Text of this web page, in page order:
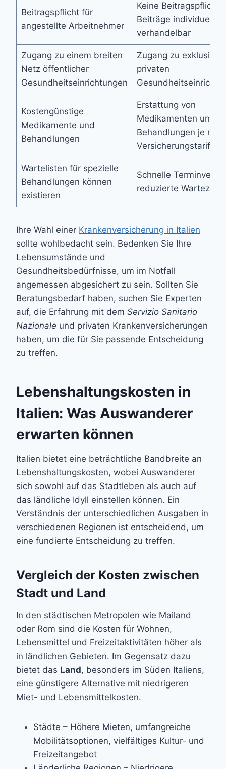
Beitragspflicht für
angestellte Arbeitnehmer
Keine Beitragspflicht,
Beiträge individuell
verhandelbar
Zugang zu einem breiten
Netz öffentlicher
Gesundheitseinrichtungen
Zugang zu exklusiven
privaten
Kostengünstige
Medikamente und
Behandlungen
Erstattung von
Medikamenten und
Behandlungen je
Versicherungstarif
Wartelisten für spezielle
Behandlungen können
existieren
Schnelle
reduzierte
Ihre Wahl einer Krankenversicherung in Italien
sollte wohlbedacht sein. Bedenken Sie Ihre
Lebensumstände und
Gesundheitsbedürfnisse, um im Notfall
angemessen abgesichert zu sein. Sollten Sie
Beratungsbedarf haben, suchen Sie Experten
auf, die Erfahrung mit dem Servizio Sanitario
Nazionale und privaten Krankenversicherungen
haben, um die für Sie passende Entscheidung
zu treffen.
Lebenshaltungskosten in
Italien: Was Auswanderer
erwarten können
Italien bietet eine beträchtliche Bandbreite an
Lebenshaltungskosten, wobei Auswanderer
sich sowohl auf das Stadtleben als auch auf
das ländliche Idyll einstellen können. Ein
Verständnis der unterschiedlichen Ausgaben in
verschiedenen Regionen ist entscheidend, um
eine fundierte Entscheidung zu treffen.
Vergleich der Kosten zwischen
Stadt und Land
In den städtischen Metropolen wie Mailand
oder Rom sind die Kosten für Wohnen,
Lebensmittel und Freizeitaktivitäten höher als
in ländlichen Gebieten. Im Gegensatz dazu
bietet das Land, besonders im Süden Italiens,
eine günstigere Alternative mit niedrigeren
Miet- und Lebensmittelkosten.
Städte – Höhere Mieten, umfangreiche
Mobilitätsoptionen, vielfältiges Kultur- und
Freizeitangebot